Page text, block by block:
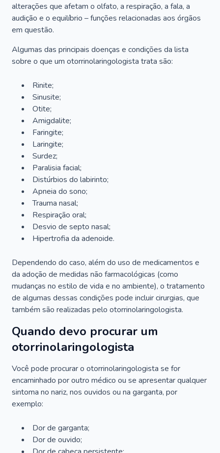
alterações que afetam o olfato, a respiração, a fala, a
audição e o equilíbrio – funções relacionadas aos órgãos
em questão.
Algumas das principais doenças e condições da lista
sobre o que um otorrinolaringologista trata são:
Rinite;
Sinusite;
Otite;
Amigdalite;
Faringite;
Laringite;
Surdez;
Paralisia facial;
Distúrbios do labirinto;
Apneia do sono;
Trauma nasal;
Respiração oral;
Desvio de septo nasal;
Hipertrofia da adenoide.
Dependendo do caso, além do uso de medicamentos e
da adoção de medidas não farmacológicas (como
mudanças no estilo de vida e no ambiente), o tratamento
de algumas dessas condições pode incluir cirurgias, que
também são realizadas pelo otorrinolaringologista.
Quando devo procurar um
otorrinolaringologista
Você pode procurar o otorrinolaringologista se for
encaminhado por outro médico ou se apresentar qualquer
sintoma no nariz, nos ouvidos ou na garganta, por
exemplo:
Dor de garganta;
Dor de ouvido;